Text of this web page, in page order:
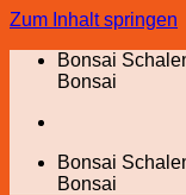
Zum Inhalt springen
Bonsai
Bonsai
Bonsai
Bonsai